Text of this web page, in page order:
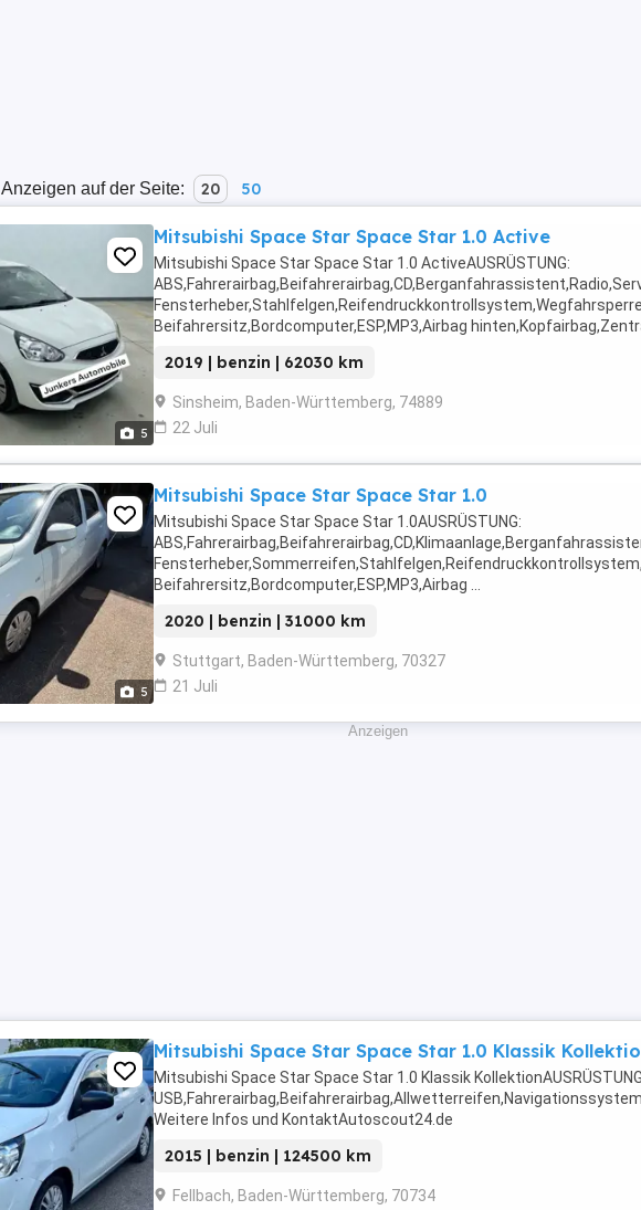
Anzeigen auf der Seite: 20 50
5
Mitsubishi Space Star Space Star 1.0 Active
Mitsubishi Space Star Space Star 1.0 ActiveAUSRÜSTUNG:
Beifahrersitz,Bordcomputer,ESP,MP3,Airbag
2019 | benzin | 62030 km
Sinsheim, Baden-Württemberg, 74889
22 Juli
5
Mitsubishi Space Star Space Star 1.0
Mitsubishi Space Star Space Star 1.0AUSRÜSTUNG:
Beifahrersitz,Bordcomputer,ESP,MP3,Airbag ...
2020 | benzin | 31000 km
Stuttgart, Baden-Württemberg, 70327
21 Juli
Anzeigen
Mitsubishi Space Star Space Star 1.0 Klassik
Mitsubishi Space Star Space Star 1.0 Klassik
Weitere Infos und KontaktAutoscout24.de
2015 | benzin | 124500 km
Fellbach, Baden-Württemberg, 70734